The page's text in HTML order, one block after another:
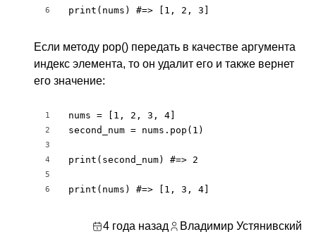
6
print(nums) #=> [1, 2, 3]
Если методу pop() передать в качестве аргумента
индекс элемента, то он удалит его и также вернет
его значение:
1
2
3
4
5
6
nums = [1, 2, 3, 4]
second_num = nums.pop(1)
print(second_num) #=> 2
print(nums) #=> [1, 3, 4]
4 года назад Владимир Устянивский